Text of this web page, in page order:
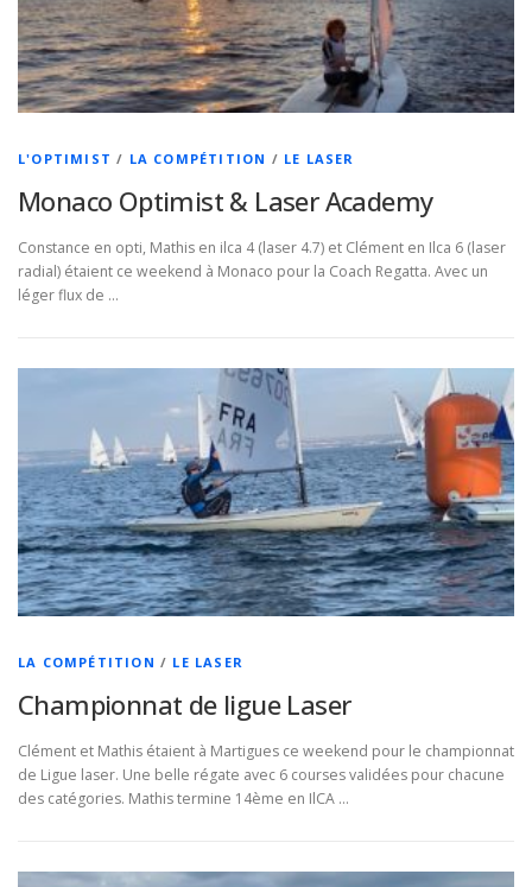
L'OPTIMIST / LA COMPÉTITION / LE LASER
Monaco Optimist & Laser Academy
Constance en opti, Mathis en ilca 4 (laser 4.7) et Clément en Ilca 6 (laser
radial) étaient ce weekend à Monaco pour la Coach Regatta. Avec un
léger flux de …
LA COMPÉTITION / LE LASER
Championnat de ligue Laser
Clément et Mathis étaient à Martigues ce weekend pour le championnat
de Ligue laser. Une belle régate avec 6 courses validées pour chacune
des catégories. Mathis termine 14ème en IlCA …